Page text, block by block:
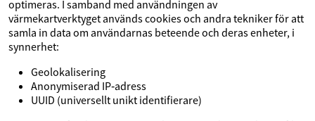
optimeras. I samband med användningen av
värmekartverktyget används cookies och andra tekniker för att
samla in data om användarnas beteende och deras enheter, i
synnerhet:
Geolokalisering
Anonymiserad IP‑adress
UUID (universellt unikt identifierare)